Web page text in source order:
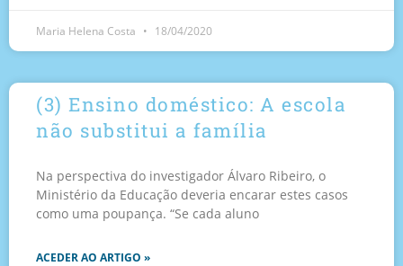
Maria Helena Costa 18/04/2020
(3) Ensino doméstico: A escola
não substitui a família
Na perspectiva do investigador Álvaro Ribeiro, o
Ministério da Educação deveria encarar estes casos
como uma poupança. “Se cada aluno
ACEDER AO ARTIGO »